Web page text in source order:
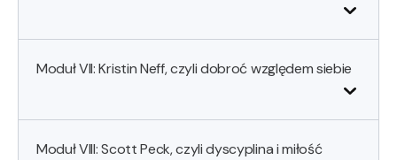
Moduł VII: Kristin Neff, czyli dobroć względem siebie
Moduł VIII: Scott Peck, czyli dyscyplina i miłość